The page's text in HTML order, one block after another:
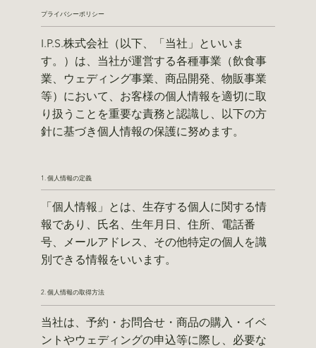
プライバシーポリシー
I.P.S.株式会社（以下、「当社」といいま
す。）は、当社が運営する各種事業（飲食事
業、ウェディング事業、商品開発、物販事業
等）において、お客様の個人情報を適切に取
り扱うことを重要な責務と認識し、以下の方
針に基づき個人情報の保護に努めます。
1. 個人情報の定義
「個人情報」とは、生存する個人に関する情
報であり、氏名、生年月日、住所、電話番
号、メールアドレス、その他特定の個人を識
別できる情報をいいます。
2. 個人情報の取得方法
当社は、予約・お問合せ・商品の購入・イベ
ントやウェディングの申込等に際し、必要な